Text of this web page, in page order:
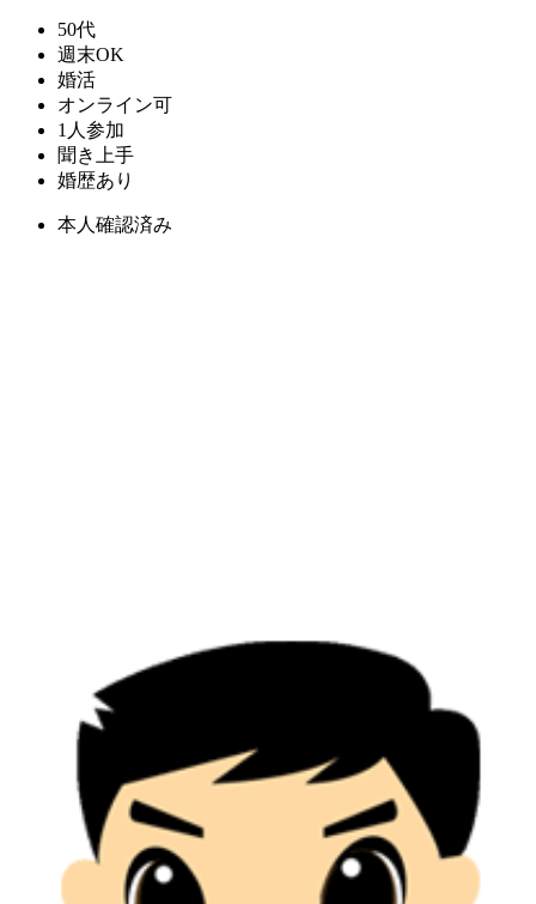
50代
週末OK
婚活
オンライン可
1人参加
聞き上手
婚歴あり
本人確認済み